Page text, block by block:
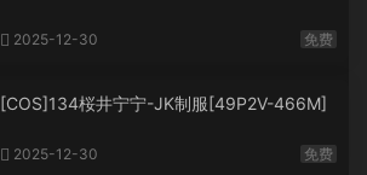
2025-12-30 免费
[COS]134桜井宁宁-JK制服[49P2V-466M]
2025-12-30 免费